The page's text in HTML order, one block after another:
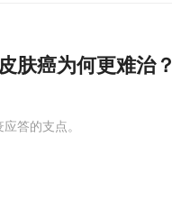
肤癌为何更难治？
答的支点。